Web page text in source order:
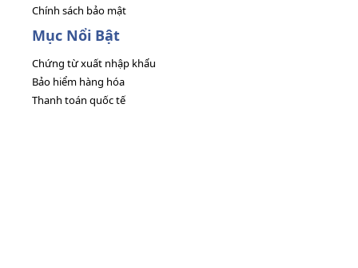
Chính sách bảo mật
Mục Nổi Bật
Chứng từ xuất nhập khẩu
Bảo hiểm hàng hóa
Thanh toán quốc tế